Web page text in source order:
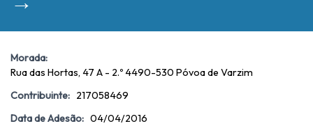
Morada:
Rua das Hortas, 47 A - 2.º 4490-530 Póvoa de Varzim
Contribuinte: 217058469
Data de Adesão: 04/04/2016